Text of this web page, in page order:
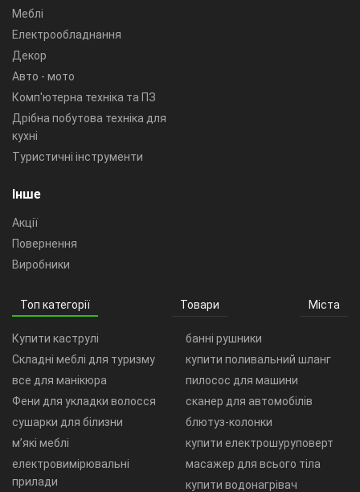
Меблі
Електрообладнання
Декор
Авто - мото
Комп'ютерна техніка та ПЗ
Дрібна побутова техніка для
кухні
Туристичні інструменти
Інше
Акції
Повернення
Виробники
Топ категорії Товари Міста
Купити каструлі
Складні меблі для туризму
все для манікюра
Фени для укладки волосся
сушарки для білизни
м’які меблі
електровимірювальні
прилади
банні рушники
купити поливальний шланг
пилосос для машини
сканер для автомобілів
блютуз-колонки
купити електрошуруповерт
масажер для всього тіла
купити водонагрівач